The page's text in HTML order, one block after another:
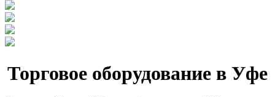
Торговое оборудование в Уфе